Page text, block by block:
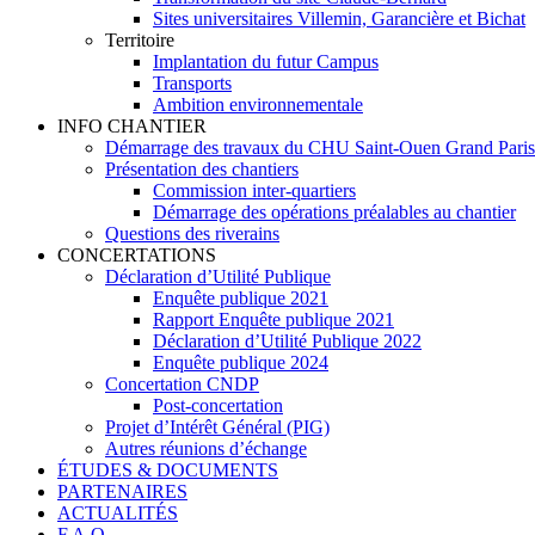
Sites universitaires Villemin, Garancière et Bichat
Territoire
Implantation du futur Campus
Transports
Ambition environnementale
INFO CHANTIER
Démarrage des travaux du CHU Saint-Ouen Grand
Présentation des chantiers
Commission inter-quartiers
Démarrage des opérations préalables au chantier
Questions des riverains
CONCERTATIONS
Déclaration d’Utilité Publique
Enquête publique 2021
Rapport Enquête publique 2021
Déclaration d’Utilité Publique 2022
Enquête publique 2024
Concertation CNDP
Post-concertation
Projet d’Intérêt Général (PIG)
Autres réunions d’échange
ÉTUDES & DOCUMENTS
PARTENAIRES
ACTUALITÉS